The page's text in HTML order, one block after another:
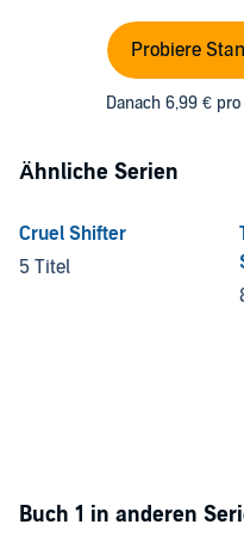
Probiere
Danach 6,99 €
Ähnliche Serien
Cruel Shifter
5 Titel
Buch 1 in anderen